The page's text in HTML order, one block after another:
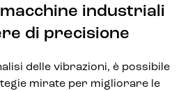
industriali
di precisione
delle vibrazioni, è possibile
mirate per migliorare le